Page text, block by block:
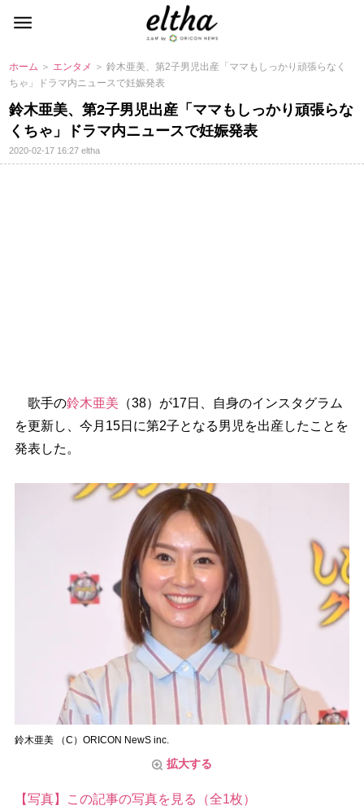
ホーム ＞ エンタメ ＞ 鈴木亜美、第2子男児出産「ママもしっかり頑張らなく
ちゃ」ドラマ内ニュースで妊娠発表
鈴木亜美、第2子男児出産「ママもしっかり頑張らな
くちゃ」ドラマ内ニュースで妊娠発表
2020-02-17 16:27eltha
歌手の鈴木亜美 （38）が17日、自身のインスタグラム
を更新し、今月15日に第2子となる男児を出産したことを
発表した。
鈴木亜美 （C）ORICON NewS inc.
拡大する
【写真】この記事の写真を見る（全1枚）